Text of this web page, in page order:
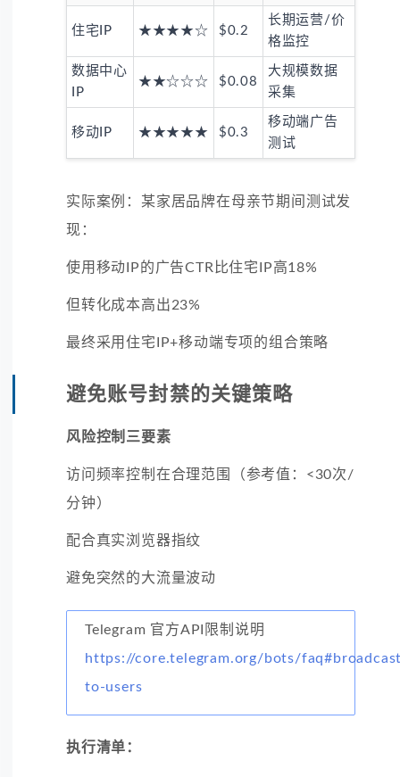
住宅IP ★★★★☆ $0.2
长期运营/价
格监控
数据中心
IP
★★☆☆☆ $0.08
大规模数据
采集
移动IP ★★★★★ $0.3
移动端广告
测试
实际案例：某家居品牌在母亲节期间测试发
现：
使用移动IP的广告CTR比住宅IP高18%
但转化成本高出23%
最终采用住宅IP+移动端专项的组合策略
避免账号封禁的关键策略
风险控制三要素
访问频率控制在合理范围（参考值：<30次/
分钟）
配合真实浏览器指纹
避免突然的大流量波动
Telegram 官方API限制说明
https://core.telegram.org/bots/
to-users
执行清单：